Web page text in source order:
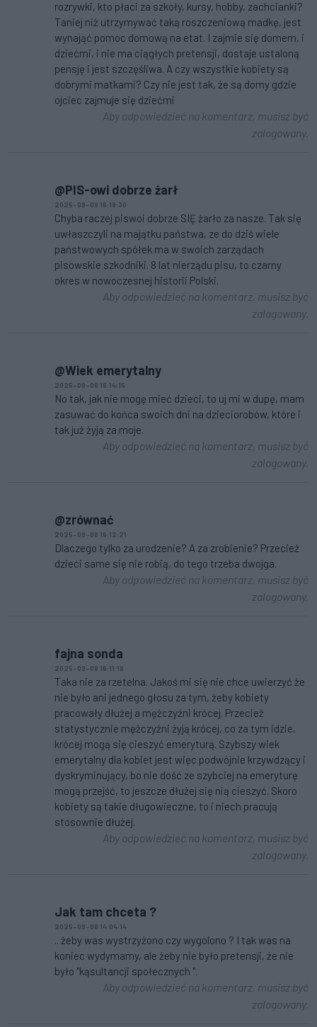
rozrywki, kto płaci za szkoły, kursy, hobby, zachcianki?
Taniej niż utrzymywać taką roszczeniową madkę, jest
wynająć pomoc domową na etat. I zajmie się domem, i
dziećmi, i nie ma ciągłych pretensji, dostaje ustaloną
pensję i jest szczęśliwa. A czy wszystkie kobiety są
dobrymi matkami? Czy nie jest tak, że są domy gdzie
ojciec zajmuje się dziećmi
Aby odpowiedzieć na komentarz, musisz być
zalogowany.
@PIS-owi dobrze żarł
2025-09-08 16:19:30
Chyba raczej piswoi dobrze SIĘ żarło za nasze. Tak się
uwłaszczyli na majątku państwa, ze do dziś wiele
państwowych spółek ma w swoich zarządach
pisowskie szkodniki. 8 lat nierządu pisu, to czarny
okres w nowoczesnej historii Polski.
Aby odpowiedzieć na komentarz, musisz być
zalogowany.
@Wiek emerytalny
2025-09-08 16:14:15
No tak, jak nie mogę mieć dzieci, to uj mi w dupę, mam
zasuwać do końca swoich dni na dzieciorobów, które i
tak już żyją za moje.
Aby odpowiedzieć na komentarz, musisz być
zalogowany.
@zrównać
2025-09-08 16:12:21
Dlaczego tylko za urodzenie? A za zrobienie? Przecież
dzieci same się nie robią, do tego trzeba dwojga.
Aby odpowiedzieć na komentarz, musisz być
zalogowany.
fajna sonda
2025-09-08 16:11:18
Taka nie za rzetelna. Jakoś mi się nie chce uwierzyć że
nie było ani jednego głosu za tym, żeby kobiety
pracowały dłużej a mężczyźni krócej. Przecież
statystycznie mężczyźni żyją krócej, co za tym idzie,
krócej mogą się cieszyć emeryturą. Szybszy wiek
emerytalny dla kobiet jest więc podwójnie krzywdzący i
dyskryminujący, bo nie dość ze szybciej na emeryturę
mogą przejść, to jeszcze dłużej się nią cieszyć. Skoro
kobiety są takie długowieczne, to i niech pracują
stosownie dłużej.
Aby odpowiedzieć na komentarz, musisz być
zalogowany.
Jak tam chceta ?
2025-09-08 14:04:14
.. żeby was wystrzyżono czy wygolono ? I tak was na
koniec wydymamy, ale żeby nie było pretensji, że nie
było "kąsultancji społecznych ".
Aby odpowiedzieć na komentarz, musisz być
zalogowany.